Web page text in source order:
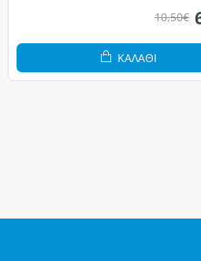
10,50€
ΚΑΛΆΘΙ